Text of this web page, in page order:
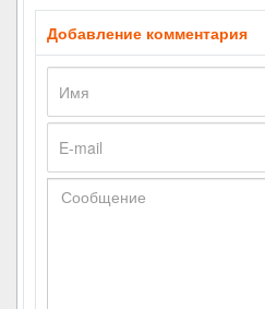
Добавление комментария